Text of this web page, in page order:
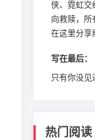
侠、霓虹交
向救赎，所
在这里分享
写在最后：
只有你没见
热门阅读